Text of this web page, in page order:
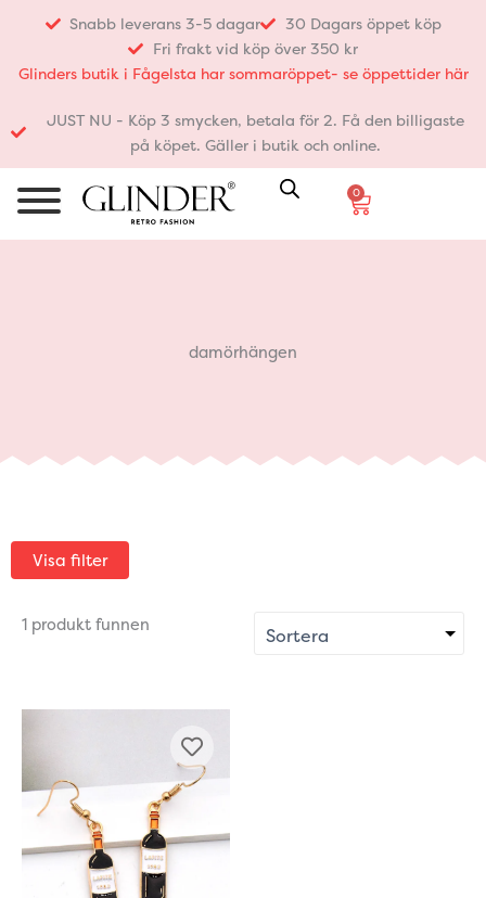
innehåll
Snabb leverans 3-5 dagar
30 Dagars öppet köp
Fri frakt vid köp över 350 kr
Glinders butik i Fågelsta har sommaröppet- se öppettider här
JUST NU - Köp 3 smycken, betala för 2. Få den billigaste
på köpet. Gäller i butik och online.
0
Varukorg
damörhängen
Visa filter
1 produkt funnen